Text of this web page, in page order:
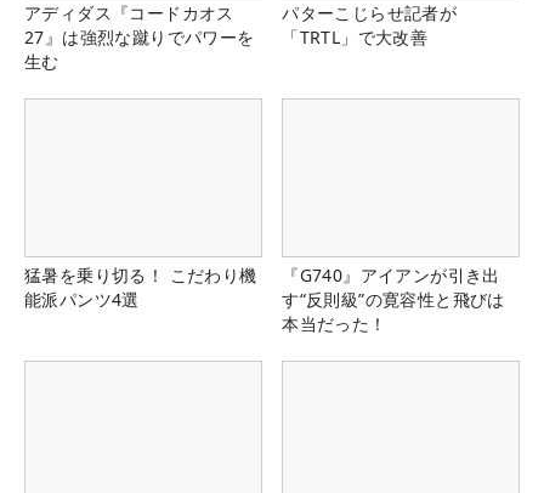
アディダス『コードカオス
27』は強烈な蹴りでパワーを
生む
パターこじらせ記者が
「TRTL」で大改善
猛暑を乗り切る！ こだわり機
能派パンツ4選
『G740』アイアンが引き出
す“反則級”の寛容性と飛びは
本当だった！